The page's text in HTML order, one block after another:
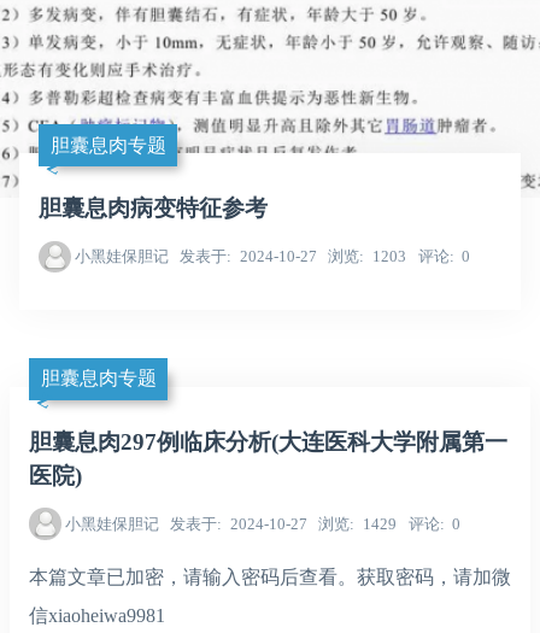
胆囊息肉专题
胆囊息肉病变特征参考
小黑娃保胆记 发表于 2024-10-27 浏览 1203 评论 0
胆囊息肉专题
胆囊息肉297例临床分析(大连医科大学附属第一
医院)
小黑娃保胆记 发表于 2024-10-27 浏览 1429 评论 0
本篇文章已加密，请输入密码后查看。获取密码，请加微
信xiaoheiwa9981